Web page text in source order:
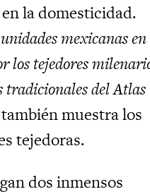
la domesticidad.
mexicanas en
los tejedores
tradicionales del Atlas
muestra los
tejedoras.
dos inmensos